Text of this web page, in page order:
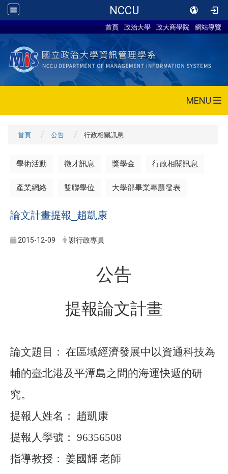
NCCU
首頁 政治大學 政大商學院 網站導覽
MENU
首頁 公告 行政相關訊息
學術活動 徵才訊息 獎學金 行政相關訊息
產業網絡 雙聯學位 大學部畢業專題發表
論文計畫提報_趙凱康
2015-12-09 謝行政專員
公告
提報論文計畫
論文題目： 在區域經濟發展中以資通科技為
輔的臺北港及平潭島之間的海運快遞的研
究。
提報人姓名： 趙凱康
提報人學號： 96356508
指導教授： 姜國輝 老師